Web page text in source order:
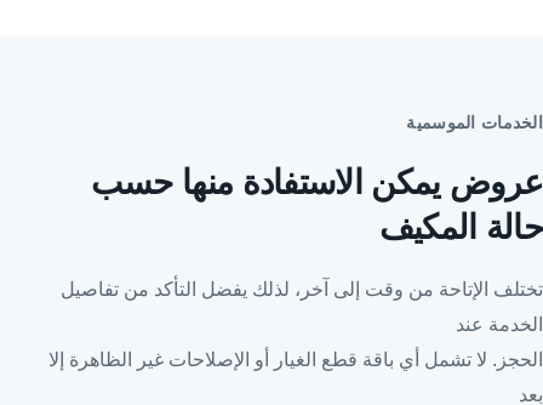
الخدمات الموسمية
عروض يمكن الاستفادة منها حسب
حالة المكيف
تختلف الإتاحة من وقت إلى آخر، لذلك يفضل التأكد من تفاصيل
الخدمة عند
الحجز. لا تشمل أي باقة قطع الغيار أو الإصلاحات غير الظاهرة إلا
بعد